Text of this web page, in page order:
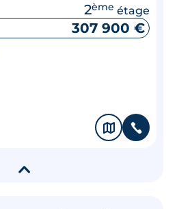
2ème étage
307 900 €
🗞 📞
▾